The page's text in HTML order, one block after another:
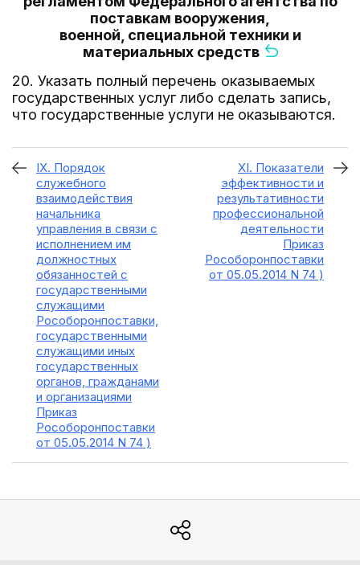
поставкам вооружения,
военной, специальной техники и
материальных средств
20. Указать полный перечень оказываемых
государственных услуг либо сделать запись,
что государственные услуги не оказываются.
IX. Порядок
служебного
взаимодействия
начальника
управления в связи с
исполнением им
должностных
обязанностей с
государственными
служащими
Рособоронпоставки,
государственными
служащими иных
государственных
органов, гражданами
и организациями
Приказ
Рособоронпоставки
от 05.05.2014 N 74 )
XI. Показатели
эффективности и
результативности
профессиональной
деятельности
Приказ
Рособоронпоставки
от 05.05.2014 N 74 )